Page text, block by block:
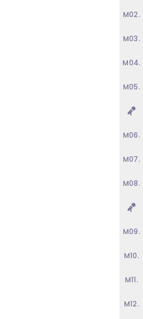
M02.
M03.
M04.
M05.
M06.
M07.
M08.
M09.
M10.
M11.
M12.